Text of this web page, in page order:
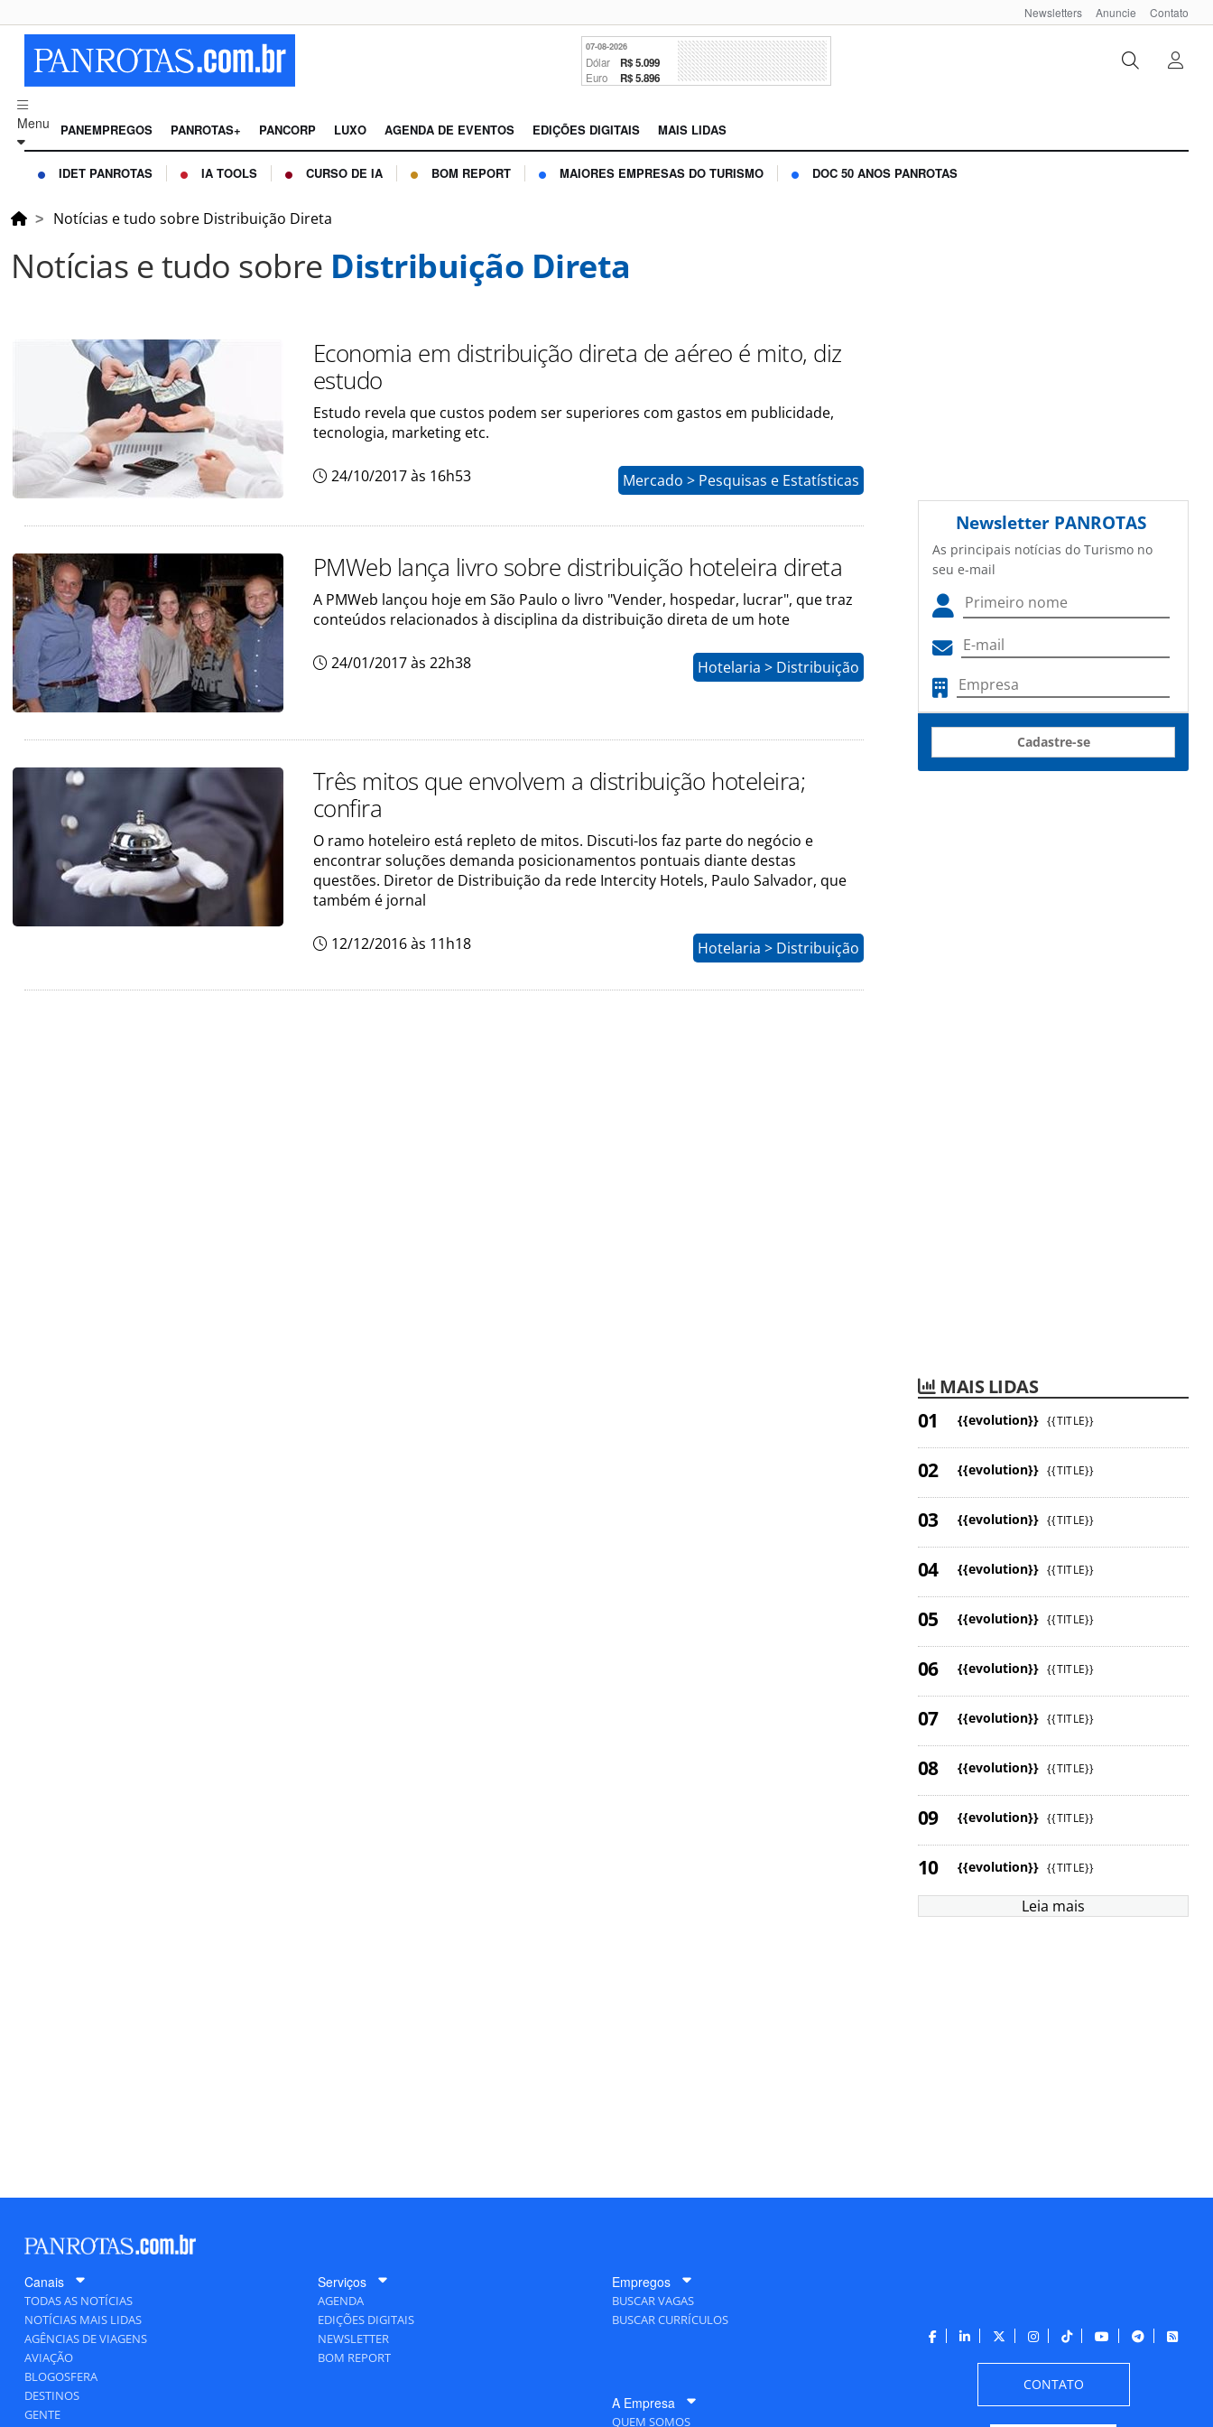
Newsletters Anuncie Contato
07-08-2026
Dólar R$ 5.099
Euro R$ 5.896
Menu PANEMPREGOS PANROTAS+ PANCORP LUXO AGENDA DE EVENTOS EDIÇÕES DIGITAIS MAIS LIDAS
IDET PANROTAS IA TOOLS CURSO DE IA BOM REPORT MAIORES EMPRESAS DO TURISMO DOC 50 ANOS PANROTAS
Notícias e tudo sobre Distribuição Direta
Notícias e tudo sobre Distribuição Direta
Economia em distribuição direta de aéreo é mito, diz
estudo
Estudo revela que custos podem ser superiores com gastos em publicidade,
tecnologia, marketing etc.
24/10/2017 às 16h53 Mercado > Pesquisas e Estatísticas
PMWeb lança livro sobre distribuição hoteleira direta
A PMWeb lançou hoje em São Paulo o livro "Vender, hospedar, lucrar", que traz
conteúdos relacionados à disciplina da distribuição direta de um hote
24/01/2017 às 22h38 Hotelaria > Distribuição
Três mitos que envolvem a distribuição hoteleira;
confira
O ramo hoteleiro está repleto de mitos. Discuti-los faz parte do negócio e
encontrar soluções demanda posicionamentos pontuais diante destas
questões. Diretor de Distribuição da rede Intercity Hotels, Paulo Salvador, que
também é jornal
12/12/2016 às 11h18 Hotelaria > Distribuição
Newsletter PANROTAS
As principais notícias do Turismo no
seu e-mail
Cadastre-se
MAIS LIDAS
{{evolution}} {{TITLE}}
{{evolution}} {{TITLE}}
{{evolution}} {{TITLE}}
{{evolution}} {{TITLE}}
{{evolution}} {{TITLE}}
{{evolution}} {{TITLE}}
{{evolution}} {{TITLE}}
{{evolution}} {{TITLE}}
{{evolution}} {{TITLE}}
{{evolution}} {{TITLE}}
Leia mais
Canais
TODAS AS NOTÍCIAS
NOTÍCIAS MAIS LIDAS
AGÊNCIAS DE VIAGENS
AVIAÇÃO
BLOGOSFERA
DESTINOS
GENTE
Serviços
AGENDA
EDIÇÕES DIGITAIS
NEWSLETTER
BOM REPORT
Empregos
BUSCAR VAGAS
BUSCAR CURRÍCULOS
A Empresa
QUEM SOMOS
CONTATO